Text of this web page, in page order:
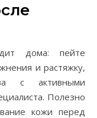
дома: пейте
и растяжку,
с активными
Полезно
кожи перед